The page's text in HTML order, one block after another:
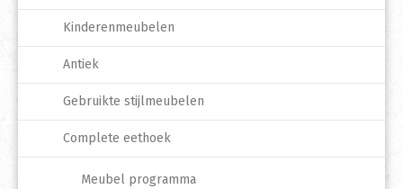
Kinderenmeubelen
Antiek
Gebruikte stijlmeubelen
Complete eethoek
Meubel programma